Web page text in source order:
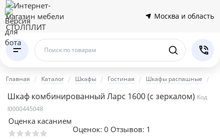
Москва и область
Поиск по товарам
Главная Каталог Шкафы Гостиная Шкафы распашные
Шкаф комбинированный Ларс 1600 (с зеркалом) Код
I0000445048
Оценка касанием
Оценок: 0 Отзывов: 1